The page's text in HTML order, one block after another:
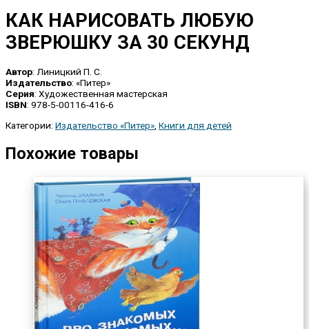
КАК НАРИСОВАТЬ ЛЮБУЮ
ЗВЕРЮШКУ ЗА 30 СЕКУНД
Автор: Линицкий П. С.
Издательство: «Питер»
Серия: Художественная мастерская
ISBN: 978-5-00116-416-6
Категории: Издательство «Питер» Книги для детей
Похожие товары